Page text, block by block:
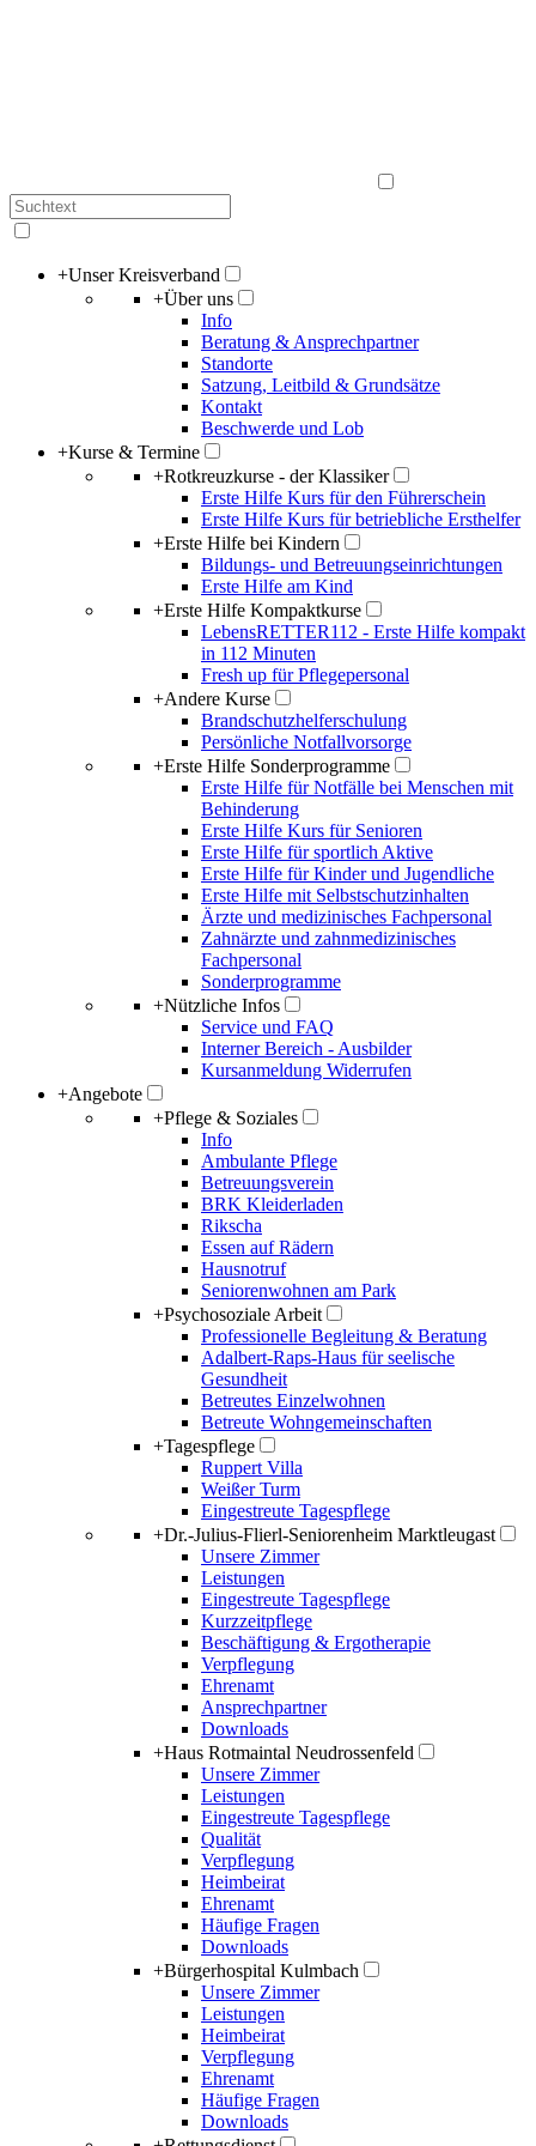
+Unser Kreisverband
+Über uns
Info
Beratung & Ansprechpartner
Standorte
Satzung, Leitbild & Grundsätze
Kontakt
Beschwerde und Lob
+Kurse & Termine
+Rotkreuzkurse - der Klassiker
Erste Hilfe Kurs für den Führerschein
Erste Hilfe Kurs für betriebliche Ersthelfer
+Erste Hilfe bei Kindern
Bildungs- und Betreuungseinrichtungen
Erste Hilfe am Kind
+Erste Hilfe Kompaktkurse
LebensRETTER112 - Erste Hilfe kompakt
in 112 Minuten
Fresh up für Pflegepersonal
+Andere Kurse
Brandschutzhelferschulung
Persönliche Notfallvorsorge
+Erste Hilfe Sonderprogramme
Erste Hilfe für Notfälle bei Menschen mit
Behinderung
Erste Hilfe Kurs für Senioren
Erste Hilfe für sportlich Aktive
Erste Hilfe für Kinder und Jugendliche
Erste Hilfe mit Selbstschutzinhalten
Ärzte und medizinisches Fachpersonal
Zahnärzte und zahnmedizinisches
Fachpersonal
Sonderprogramme
+Nützliche Infos
Service und FAQ
Interner Bereich - Ausbilder
Kursanmeldung Widerrufen
+Angebote
+Pflege & Soziales
Info
Ambulante Pflege
Betreuungsverein
BRK Kleiderladen
Rikscha
Essen auf Rädern
Hausnotruf
Seniorenwohnen am Park
+Psychosoziale Arbeit
Professionelle Begleitung & Beratung
Adalbert-Raps-Haus für seelische
Gesundheit
Betreutes Einzelwohnen
Betreute Wohngemeinschaften
+Tagespflege
Ruppert Villa
Weißer Turm
Eingestreute Tagespflege
+Dr.-Julius-Flierl-Seniorenheim Marktleugast
Unsere Zimmer
Leistungen
Eingestreute Tagespflege
Kurzzeitpflege
Beschäftigung & Ergotherapie
Verpflegung
Ehrenamt
Ansprechpartner
Downloads
+Haus Rotmaintal Neudrossenfeld
Unsere Zimmer
Leistungen
Eingestreute Tagespflege
Qualität
Verpflegung
Heimbeirat
Ehrenamt
Häufige Fragen
Downloads
+Bürgerhospital Kulmbach
Unsere Zimmer
Leistungen
Heimbeirat
Verpflegung
Ehrenamt
Häufige Fragen
Downloads